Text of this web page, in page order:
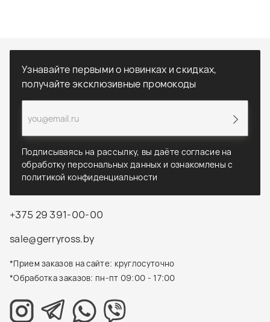
+375 29 391-00-00
sale@gerryross.by
*Прием заказов на сайте: круглосуточно
*Обработка заказов: пн-пт 09:00 - 17:00
Узнавайте первыми о новинках и скидках,
получайте эксклюзивные промокоды
Подписываясь на рассылку, вы даёте согласие на
обработку персональных данных и ознакомлены с
политикой конфиденциальности